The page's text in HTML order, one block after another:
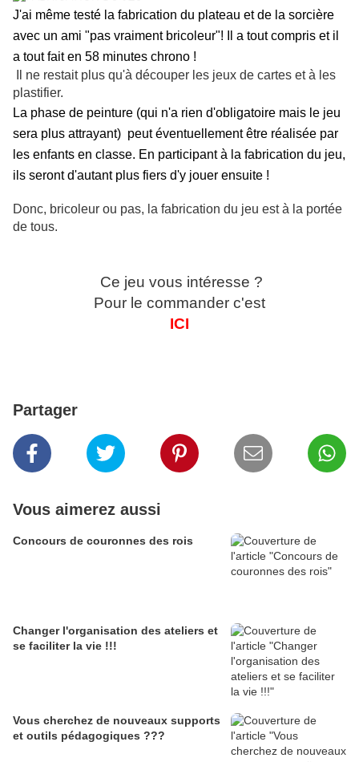
J'ai même testé la fabrication du plateau et de la sorcière
avec un ami "pas vraiment bricoleur"! Il a tout compris et il
a tout fait en 58 minutes chrono !
Il ne restait plus qu'à découper les jeux de cartes et à les
plastifier.
La phase de peinture (qui n'a rien d'obligatoire mais le jeu
sera plus attrayant) peut éventuellement être réalisée par
les enfants en classe. En participant à la fabrication du jeu,
ils seront d'autant plus fiers d'y jouer ensuite !
Donc, bricoleur ou pas, la fabrication du jeu est à la portée
de tous.
Ce jeu vous intéresse ?
Pour le commander c'est
ICI
Partager
Vous aimerez aussi
Concours de couronnes des rois
Changer l'organisation des ateliers et
se faciliter la vie !!!
Vous cherchez de nouveaux supports
et outils pédagogiques ???